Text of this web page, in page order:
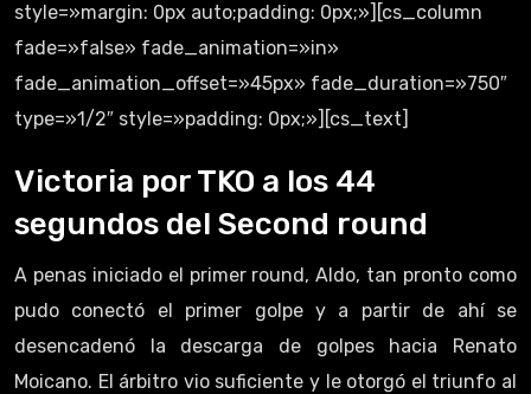
style=»margin: 0px auto;padding: 0px;»][cs_column
fade=»false» fade_animation=»in»
fade_animation_offset=»45px» fade_duration=»750″
type=»1/2″ style=»padding: 0px;»][cs_text]
Victoria por TKO a los 44
segundos del Second round
A penas iniciado el primer round, Aldo, tan pronto como
pudo conectó el primer golpe y a partir de ahí se
desencadenó la descarga de golpes hacia Renato
Moicano. El árbitro vio suficiente y le otorgó el triunfo al